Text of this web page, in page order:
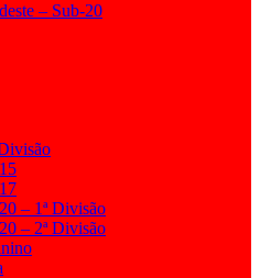
– Sub-20
– 1ª Divisão
– 2ª Divisão